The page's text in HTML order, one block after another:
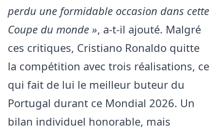
perdu une formidable occasion dans cette
Coupe du monde », a-t-il ajouté. Malgré
ces critiques, Cristiano Ronaldo quitte
la compétition avec trois réalisations, ce
qui fait de lui le meilleur buteur du
Portugal durant ce Mondial 2026. Un
bilan individuel honorable, mais